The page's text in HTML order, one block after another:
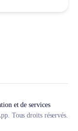
et de services
Tous droits réservés.